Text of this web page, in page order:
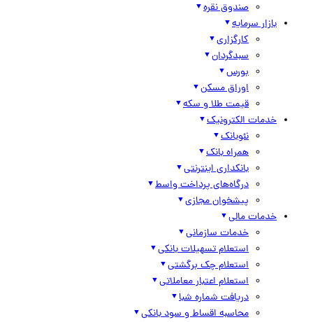
صندوق نقره
بازار سرمایه
کارگزاری
سبدگردان
بورس
اوراق مسکن
قیمت طلا و سکه
خدمات الکترونیک
نئوبانک
همراه بانک
بانکداری اینترنتی
درگاه‌های پرداخت واسط
پیشخوان مجازی
خدمات مالی
خدمات سازمانی
استعلام تسهیلات بانکی
استعلام چک برگشتی
استعلام اعتبار معاملاتی
دریافت شماره شبا
محاسبه اقساط و سود بانکی